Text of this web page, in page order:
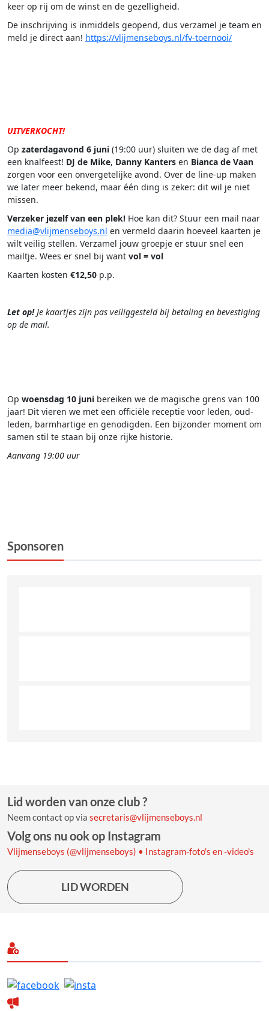
keer op rij om de winst en de gezelligheid.
De inschrijving is inmiddels geopend, dus verzamel je team en
meld je direct aan! https://vlijmenseboys.nl/fv-toernooi/
UITVERKOCHT!
Op zaterdagavond 6 juni (19:00 uur) sluiten we de dag af met
een knalfeest! DJ de Mike, Danny Kanters en Bianca de Vaan
zorgen voor een onvergetelijke avond. Over de line-up maken
we later meer bekend, maar één ding is zeker: dit wil je niet
missen.
Verzeker jezelf van een plek! Hoe kan dit? Stuur een mail naar
media@vlijmenseboys.nl en vermeld daarin hoeveel kaarten je
wilt veilig stellen. Verzamel jouw groepje er stuur snel een
mailtje. Wees er snel bij want vol = vol
Kaarten kosten €12,50 p.p.
Let op!Je kaartjes zijn pas veiliggesteld bij betaling en bevestiging
op de mail.
Op woensdag 10 juni bereiken we de magische grens van 100
jaar! Dit vieren we met een officiële receptie voor leden, oud-
leden, barmhartige en genodigden. Een bijzonder moment om
samen stil te staan bij onze rijke historie.
Aanvang 19:00 uur
Sponsoren
Lid worden van onze club ?
Neem contact op via secretaris@vlijmenseboys.nl
Volg ons nu ook op Instagram
Vlijmenseboys (@vlijmenseboys) • Instagram-foto's en -video's
LID WORDEN